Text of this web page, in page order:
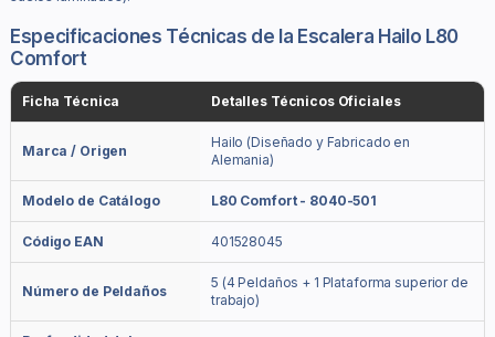
Especificaciones Técnicas de la Escalera Hailo L80
Comfort
Ficha Técnica Detalles Técnicos Oficiales
Marca / Origen
Hailo (Diseñado y Fabricado en
Alemania)
Modelo de Catálogo L80 Comfort - 8040-501
Código EAN 401528045
Número de Peldaños
5 (4 Peldaños + 1 Plataforma superior de
trabajo)